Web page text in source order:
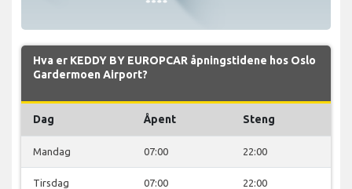
Hva er KEDDY BY EUROPCAR åpningstidene hos Oslo
Gardermoen Airport?
Dag Åpent Steng
Mandag 07:00 22:00
Tirsdag 07:00 22:00